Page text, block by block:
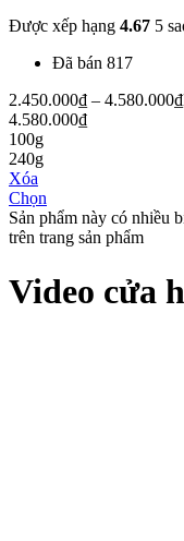
Được xếp hạng 4.67 5
Đã bán 817
2.450.000₫ – 4.580.000₫
4.580.000₫
100g
240g
Xóa
Chọn
Sản phẩm này có nhiều
trên trang sản phẩm
Video cửa